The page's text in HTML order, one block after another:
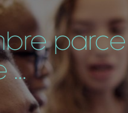
parce
...